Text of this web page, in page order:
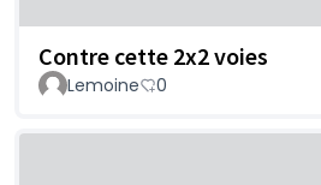
Contre cette 2x2 voies
Lemoine 0